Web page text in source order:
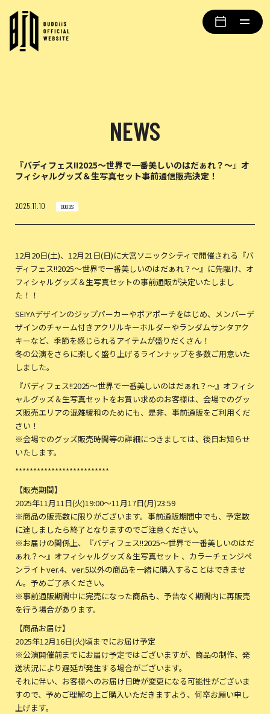
NEWS
『バディフェス!!2025〜世界で一番美しいのはだぁれ？〜』オ
フィシャルグッズ＆生写真セット事前通信販売決定！
2025.11.10 GOODS
12月20日(土)、12月21日(日)に大宮ソニックシティで開催される『バ
ディフェス!!2025〜世界で一番美しいのはだぁれ？〜』に先駆け、オ
フィシャルグッズ＆生写真セットの事前通販が決定いたしまし
た！！
SEIYAデザインのジップパーカーやボアポーチをはじめ、メンバーデ
ザインのチャーム付きアクリルキーホルダーやランダムサンタアク
キーなど、季節を感じられるアイテムが盛りだくさん！
冬の公演をさらに楽しく盛り上げるラインナップを多数ご用意いた
しました。
『バディフェス!!2025〜世界で一番美しいのはだぁれ？〜』オフィシ
ャルグッズ＆生写真セットをお買い求めのお客様は、会場でのグッ
ズ販売エリアの混雑緩和のためにも、是非、事前通販をご利用くだ
さい！
※会場でのグッズ販売時間等の詳細につきましては、後日お知らせ
いたします。
**************************
【販売期間】
2025年11月11日(火)19:00～11月17日(月)23:59
※商品の販売数に限りがございます。事前通販期間中でも、予定数
に達しましたら終了となりますのでご注意ください。
※お届けの関係上、『バディフェス!!2025〜世界で一番美しいのはだ
ぁれ？〜』オフィシャルグッズ＆生写真セット 、カラーチェンジペ
ンライトver.4、ver.5以外の商品を一緒に購入することはできませ
ん。予めご了承ください。
※事前通販期間中に完売になった商品も、予告なく期間内に再販売
を行う場合があります。
【商品お届け】
2025年12月16日(火)頃までにお届け予定
※公演開催前までにお届け予定ではございますが、商品の制作、発
送状況により遅延が発生する場合がございます。
それに伴い、お客様へのお届け日時が変更になる可能性がございま
すので、予めご理解の上ご購入いただきますよう、何卒お願い申し
上げます。